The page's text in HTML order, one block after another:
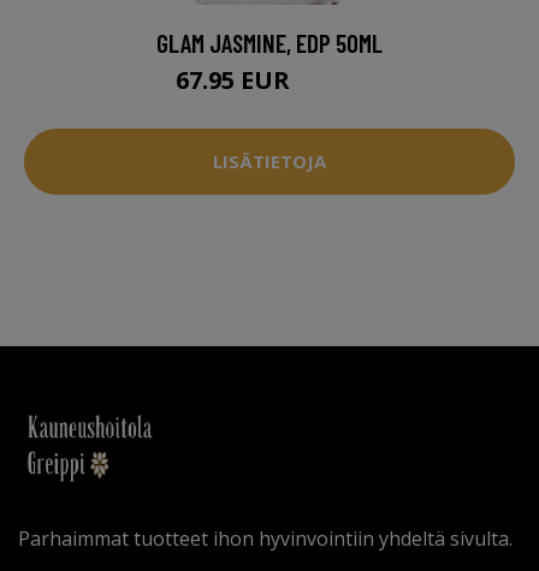
GLAM JASMINE, EDP 50ML
67.95 EUR
LISÄTIETOJA
Parhaimmat tuotteet ihon hyvinvointiin yhdeltä sivulta.